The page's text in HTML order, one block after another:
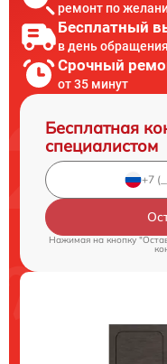
ремонт по
Бесплатный
в день обращения
Срочный
от 35 минут
Бесплатная
специалистом
Нажимая на кнопку